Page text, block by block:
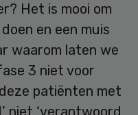
Het is mooi om
en een muis
waarom laten we
3 niet voor
patiënten met